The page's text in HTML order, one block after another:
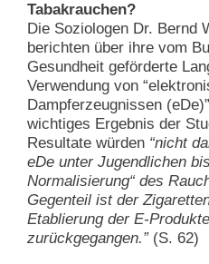
Tabakrauchen?
Die Soziologen Dr. Bernd
berichten über ihre vom
Gesundheit geförderte
Verwendung von
Dampferzeugnissen
wichtiges Ergebnis der
Resultate würden “nicht
eDe unter Jugendlichen
Normalisierung“ des
Gegenteil ist der
Etablierung der E-
zurückgegangen.”(S. 62)